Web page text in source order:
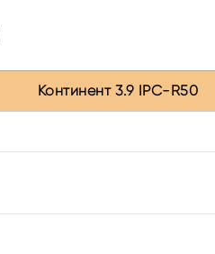
Континент 3.9 IPC-R50